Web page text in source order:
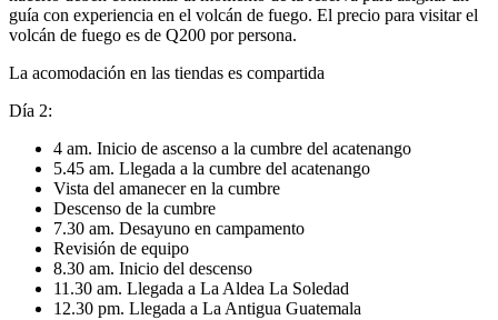
guía con experiencia en el volcán de fuego. El precio para visitar el
volcán de fuego es de Q200 por persona.
La acomodación en las tiendas es compartida
Día 2:
4 am. Inicio de ascenso a la cumbre del acatenango
5.45 am. Llegada a la cumbre del acatenango
Vista del amanecer en la cumbre
Descenso de la cumbre
7.30 am. Desayuno en campamento
Revisión de equipo
8.30 am. Inicio del descenso
11.30 am. Llegada a La Aldea La Soledad
12.30 pm. Llegada a La Antigua Guatemala